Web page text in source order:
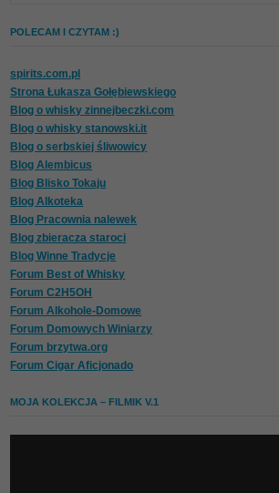
POLECAM I CZYTAM :)
spirits.com.pl
Strona Łukasza Gołębiewskiego
Blog o whisky zinnejbeczki.com
Blog o whisky stanowski.it
Blog o serbskiej śliwowicy
Blog Alembicus
Blog Blisko Tokaju
Blog Alkoteka
Blog Pracownia nalewek
Blog zbieracza staroci
Blog Winne Tradycje
Forum Best of Whisky
Forum C2H5OH
Forum Alkohole-Domowe
Forum Domowych Winiarzy
Forum brzytwa.org
Forum Cigar Aficjonado
MOJA KOLEKCJA – FILMIK V.1